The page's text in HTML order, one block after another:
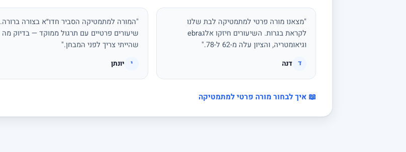
"מצאנו מורה פרטי למתמטיקה לבת שלנו
לקראת בגרות. השיעורים חיזקו אלגebra
וגיאומטריה, והציון עלה מ-62 ל-78."
ד דנה
"המורה למתמטיקה הסביר חדו״א בצורה ברורה.
שיעורים פרטיים עם תרגול ממוקד — בדיוק מה
שהייתי צריך לפני המבחן."
י יונתן
📖 איך לבחור מורה פרטי למתמטיקה